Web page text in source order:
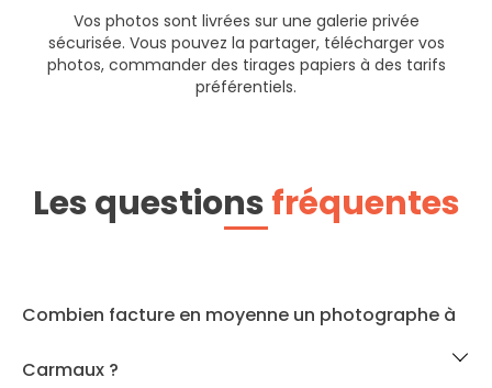
Vos photos sont livrées sur une galerie privée
sécurisée. Vous pouvez la partager, télécharger vos
photos, commander des tirages papiers à des tarifs
préférentiels.
Les questionsfréquentes
Combien facture en moyenne un photographe à
Carmaux ?